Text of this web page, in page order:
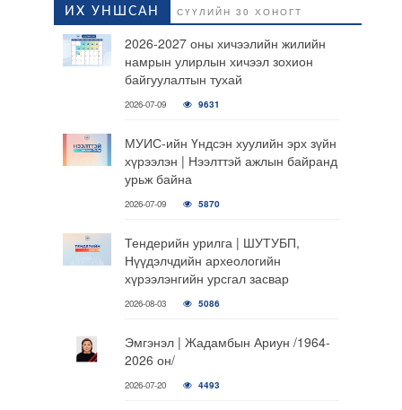
ИХ УНШСАН СҮҮЛИЙН 30 ХОНОГТ
2026-2027 оны хичээлийн жилийн
намрын улирлын хичээл зохион
байгуулалтын тухай
2026-07-09 9631
МУИС-ийн Үндсэн хуулийн эрх зүйн
хүрээлэн | Нээлттэй ажлын байранд
урьж байна
2026-07-09 5870
Тендерийн урилга | ШУТУБП,
Нүүдэлчдийн археологийн
хүрээлэнгийн урсгал засвар
2026-08-03 5086
Эмгэнэл | Жадамбын Ариун /1964-
2026 он/
2026-07-20 4493